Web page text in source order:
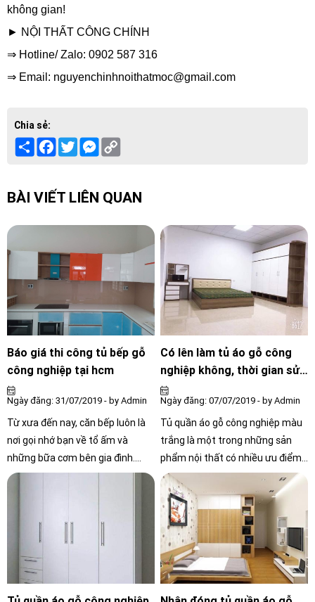
không gian!
► NỘI THẤT CÔNG CHÍNH
⇒ Hotline/Zalo: 0902 587 316
⇒ Email: nguyenchinhnoithatmoc@gmail.com
Chia sẻ:
ShareFacebook
TwitterMessenger
Copy
Link
BÀI VIẾT LIÊN QUAN
Báo giá thi công tủ bếp gỗ
công nghiệp tại hcm
Ngày đăng: 31/07/2019 - by Admin
Từ xưa đến nay, căn bếp luôn là
nơi gọi nhớ bạn về tổ ấm và
những bữa cơm bên gia đình.
không những thế, căn bếp trong
mắn và sức khỏe cho những
thành viên trong gia đình. vì vậy,
các mẫu tủ bếp gỗ cao cấp được
nhiều khách hàng ưa chuộng để
trang hoàng cho không gian bếp
Có lên làm tủ áo gỗ công
nghiệp không, thời gian sử
dụng thế nào?
Ngày đăng: 07/07/2019 - by Admin
Tủ quần áo gỗ công nghiệp màu
trắng là một trong những sản
phẩm nội thất có nhiều ưu điểm
và khả năng ứng dụng trong
thiết kế nhà cửa. Vậy, loại tủ này
có gì đặc biệt? Hãy cùng tìm hiểu
trong bài viết này.